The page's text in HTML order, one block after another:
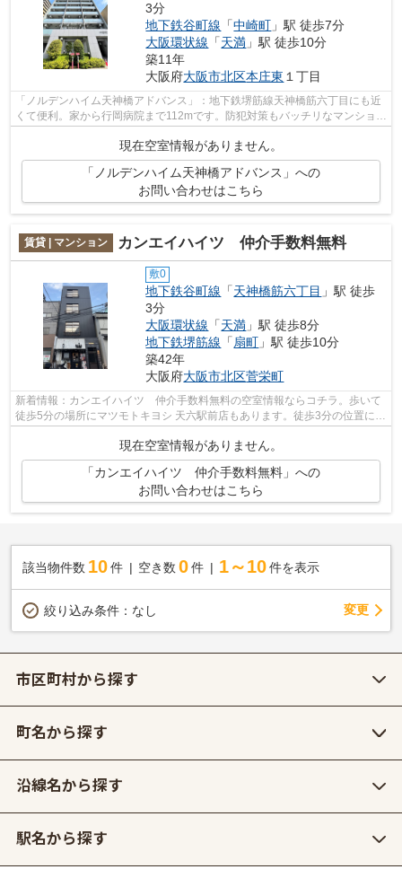
3分
地下鉄谷町線 「中崎町 」駅 徒歩7分
大阪環状線 「天満 」駅 徒歩10分
築11年
大阪府大阪市北区本庄東 １丁目
「ノルデンハイム天神橋アドバンス」：地下鉄堺筋線天神橋筋六丁目にも近
くて便利。家から行岡病院まで112mです。防犯対策もバッチリなマンション
現在空室情報がありません。
「ノルデンハイム天神橋アドバンス」への
お問い合わせはこちら
賃貸 | マンション カンエイハイツ 仲介手数料無料
敷0
地下鉄谷町線 「天神橋筋六丁目 」駅 徒歩
3分
大阪環状線 「天満 」駅 徒歩8分
地下鉄堺筋線 「 扇町 」駅 徒歩10分
築42年
大阪府大阪市北区菅栄町
新着情報：カンエイハイツ 仲介手数料無料の空室情報ならコチラ。歩いて
徒歩5分の場所にマツモトキヨシ 天六駅前店もあります。徒歩3分の位置に駅
がある物件です。3駅以上利用可能の...
現在空室情報がありません。
「カンエイハイツ 仲介手数料無料」への
お問い合わせはこちら
該当物件数 10件 空き数 0 件 1～10 件を表示
絞り込み条件： なし 変更
市区町村から探す
町名から探す
沿線名から探す
駅名から探す